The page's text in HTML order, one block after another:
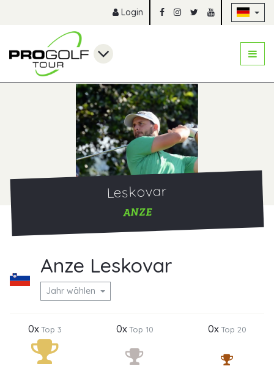
Login
Leskovar
ANZE
Anze Leskovar
Jahr wählen
0xTop 3 0xTop 10 0xTop 20